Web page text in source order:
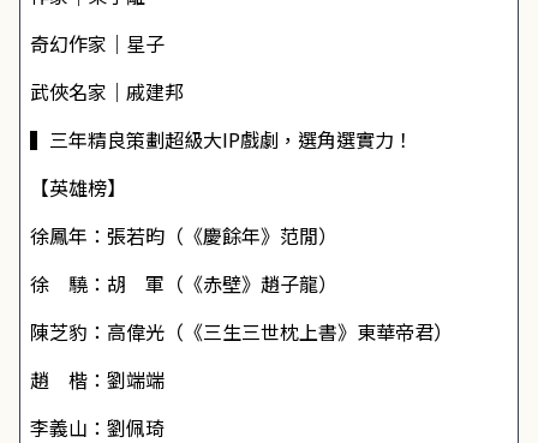
奇幻作家｜星子
武俠名家｜戚建邦
▍三年精良策劃超級大IP戲劇，選角選實力！
【英雄榜】
徐鳳年：張若昀（《慶餘年》范閒）
徐 驍：胡 軍（《赤壁》趙子龍）
陳芝豹：高偉光（《三生三世枕上書》東華帝君）
趙 楷：劉端端
李義山：劉佩琦